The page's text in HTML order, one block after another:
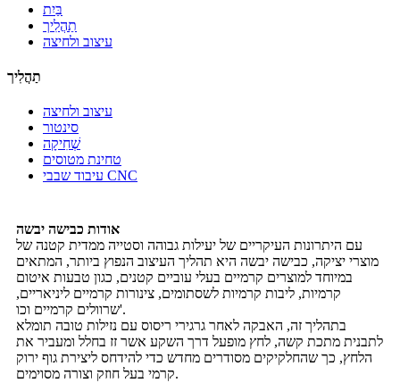
בַּיִת
תַהֲלִיך
עיצוב ולחיצה
תַהֲלִיך
עיצוב ולחיצה
סינטור
שְׁחִיקָה
טחינת מטוסים
עיבוד שבבי CNC
אודות כבישה יבשה
עם היתרונות העיקריים של יעילות גבוהה וסטייה ממדית קטנה של
מוצרי יציקה, כבישה יבשה היא תהליך העיצוב הנפוץ ביותר, המתאים
במיוחד למוצרים קרמיים בעלי עוביים קטנים, כגון טבעות איטום
קרמיות, ליבות קרמיות לשסתומים, צינורות קרמיים ליניאריים,
שרוולים קרמיים וכו'.
בתהליך זה, האבקה לאחר גרגירי ריסוס עם נזילות טובה תומלא
לתבנית מתכת קשה, לחץ מופעל דרך השקע אשר זז בחלל ומעביר את
הלחץ, כך שהחלקיקים מסודרים מחדש כדי להידחס ליצירת גוף ירוק
קרמי בעל חוזק וצורה מסוימים.